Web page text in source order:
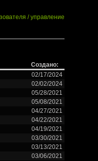
/ управление
Создано:
02/17/2024
02/02/2024
05/28/2021
05/08/2021
04/27/2021
04/22/2021
04/19/2021
03/30/2021
03/13/2021
03/06/2021